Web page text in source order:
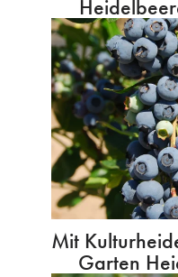
Mit
Garten